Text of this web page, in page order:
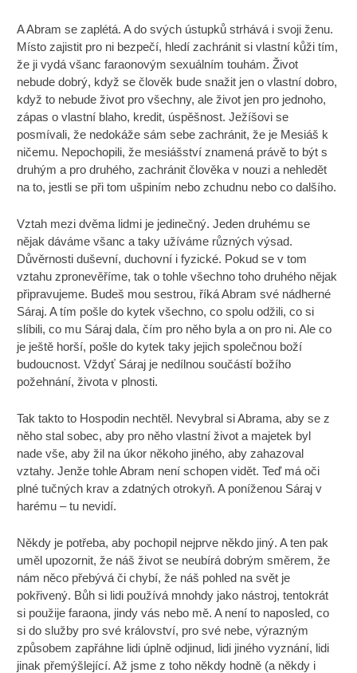
A Abram se zaplétá. A do svých ústupků strhává i svoji ženu.
Místo zajistit pro ni bezpečí, hledí zachránit si vlastní kůži tím,
že ji vydá všanc faraonovým sexuálním touhám. Život
nebude dobrý, když se člověk bude snažit jen o vlastní dobro,
když to nebude život pro všechny, ale život jen pro jednoho,
zápas o vlastní blaho, kredit, úspěšnost. Ježíšovi se
posmívali, že nedokáže sám sebe zachránit, že je Mesiáš k
ničemu. Nepochopili, že mesiášství znamená právě to být s
druhým a pro druhého, zachránit člověka v nouzi a nehledět
na to, jestli se při tom ušpiním nebo zchudnu nebo co dalšího.
Vztah mezi dvěma lidmi je jedinečný. Jeden druhému se
nějak dáváme všanc a taky užíváme různých výsad.
Důvěrnosti duševní, duchovní i fyzické. Pokud se v tom
vztahu zpronevěříme, tak o tohle všechno toho druhého nějak
připravujeme. Budeš mou sestrou, říká Abram své nádherné
Sáraj. A tím pošle do kytek všechno, co spolu odžili, co si
slíbili, co mu Sáraj dala, čím pro něho byla a on pro ni. Ale co
je ještě horší, pošle do kytek taky jejich společnou boží
budoucnost. Vždyť Sáraj je nedílnou součástí božího
požehnání, života v plnosti.
Tak takto to Hospodin nechtěl. Nevybral si Abrama, aby se z
něho stal sobec, aby pro něho vlastní život a majetek byl
nade vše, aby žil na úkor někoho jiného, aby zahazoval
vztahy. Jenže tohle Abram není schopen vidět. Teď má oči
plné tučných krav a zdatných otrokyň. A poníženou Sáraj v
harému – tu nevidí.
Někdy je potřeba, aby pochopil nejprve někdo jiný. A ten pak
uměl upozornit, že náš život se neubírá dobrým směrem, že
nám něco přebývá či chybí, že náš pohled na svět je
pokřivený. Bůh si lidi používá mnohdy jako nástroj, tentokrát
si použije faraona, jindy vás nebo mě. A není to naposled, co
si do služby pro své království, pro své nebe, výrazným
způsobem zapřáhne lidi úplně odjinud, lidi jiného vyznání, lidi
jinak přemýšlející. Až jsme z toho někdy hodně (a někdy i